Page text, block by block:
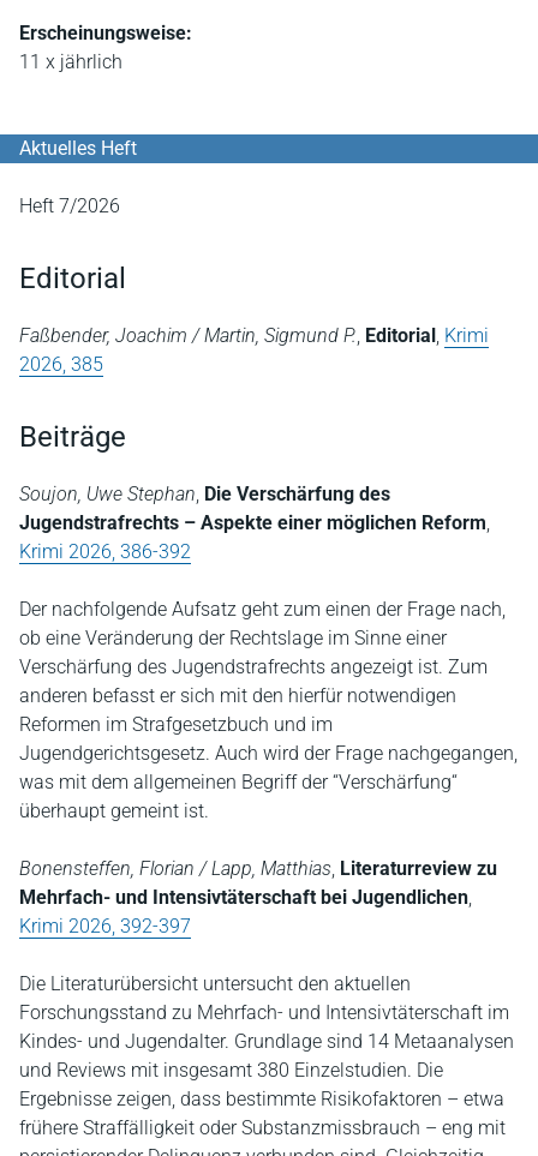
Erscheinungsweise:
11 x jährlich
Aktuelles Heft
Heft 7/2026
Editorial
Faßbender, Joachim / Martin, Sigmund P. Editorial Krimi
2026, 385
Beiträge
Soujon, Uwe Stephan Die Verschärfung des
Jugendstrafrechts – Aspekte einer möglichen Reform
Krimi 2026, 386-392
Der nachfolgende Aufsatz geht zum einen der Frage nach,
ob eine Veränderung der Rechtslage im Sinne einer
Verschärfung des Jugendstrafrechts angezeigt ist. Zum
anderen befasst er sich mit den hierfür notwendigen
Reformen im Strafgesetzbuch und im
Jugendgerichtsgesetz. Auch wird der Frage nachgegangen,
was mit dem allgemeinen Begriff der “Verschärfung“
überhaupt gemeint ist.
Bonensteffen, Florian / Lapp, Matthias Literaturreview zu
Mehrfach- und Intensivtäterschaft bei Jugendlichen
Krimi 2026, 392-397
Die Literaturübersicht untersucht den aktuellen
Forschungsstand zu Mehrfach- und Intensivtäterschaft im
Kindes- und Jugendalter. Grundlage sind 14 Metaanalysen
und Reviews mit insgesamt 380 Einzelstudien. Die
Ergebnisse zeigen, dass bestimmte Risikofaktoren – etwa
frühere Straffälligkeit oder Substanzmissbrauch – eng mit